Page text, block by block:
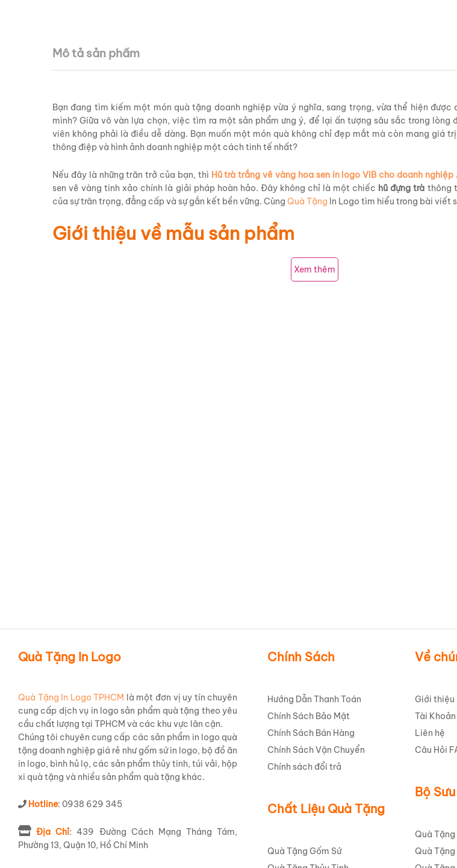
Mô tả sản phẩm
Bạn đang tìm kiếm một món quà tặng doanh nghiệp vừa ý nghĩa, sang trọng, vừa thể hiện được
mình? Giữa vô vàn lựa chọn, việc tìm ra một sản phẩm ưng ý, để lại ấn tượng sâu sắc trong lòng
viên không phải là điều dễ dàng. Bạn muốn một món quà không chỉ đẹp mắt mà còn mang giá
thông điệp và hình ảnh doanh nghiệp một cách tinh tế nhất?
Nếu đây là những trăn trở của bạn, thì Hũ trà trắng vẽ vàng hoa sen in logo VIB cho doanh nghiệp
sen vẽ vàng tinh xảo chính là giải pháp hoàn hảo. Đây không chỉ là một chiếc hũ đựng trà thông
của sự trân trọng, đẳng cấp và sự gắn kết bền vững. Cùng Quà Tặng In Logo tìm hiểu trong bài viết
Giới thiệu về mẫu sản phẩm
Giới thiệu về mẫu sản phẩm
Trong thế giới quà tặng doanh nghiệp, sự độc đáo và tinh tế luôn là yếu tố then chốt để tạo nên
là minh chứng rõ nét cho điều
một vật phẩm mang tính ứng dụng cao mà còn là một tác phẩm nghệ thuật, kết hợp hài hòa
Được chế tác từ chất liệu , mỗi chiếchũ đựng trà
đều được nung ở nhiệt
trội, khả năng chống va đập tốt và an toàn tuyệt đối cho sức khỏe. Màu trắng tinh khôi của sứ làm
Xem thêm
Quà Tặng In Logo
Quà Tặng In Logo TPHCM là một đơn vị uy tín chuyên
cung cấp dịch vụ in logo sản phẩm quà tặng theo yêu
cầu chất lượng tại TPHCM và các khu vực lân cận.
Chúng tôi chuyên cung cấp các sản phẩm in logo quà
tặng doanh nghiệp giá rẻ như gốm sứ in logo, bộ đồ ăn
in logo, bình hủ lọ, các sản phẩm thủy tinh, túi vải, hộp
xi quà tặng và nhiều sản phẩm quà tặng khác.
Hotline: 0938 629 345
Địa Chỉ: 439 Đường Cách Mạng Tháng Tám,
Phường 13, Quận 10, Hồ Chí Minh
Chính Sách
Hướng Dẫn Thanh Toán
Chính Sách Bảo Mật
Chính Sách Bán Hàng
Chính Sách Vận Chuyển
Chính sách đổi trả
Chất Liệu Quà Tặng
Quà Tặng Gốm Sứ
Về
Giới thiệu
Tài Khoản
Liên hệ
Câu Hỏi
Bộ
Quà
Quà